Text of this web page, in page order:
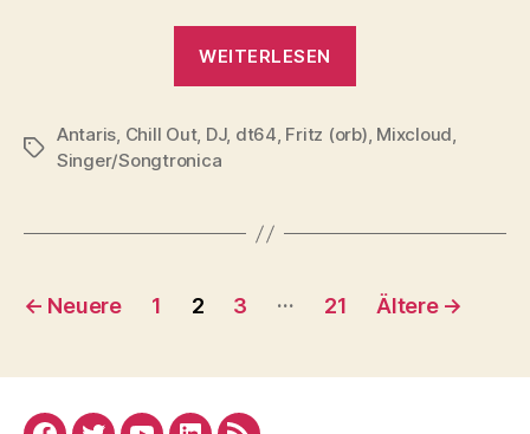
WEITERLESEN
2017.
López“
Schlagwörter
Antaris, Chill Out, DJ, dt64, Fritz (orb), Mixcloud,
Singer/Songtronica
Seitennummerierung
Beiträge
← Neuere 1 2 3 … 21 Ältere →